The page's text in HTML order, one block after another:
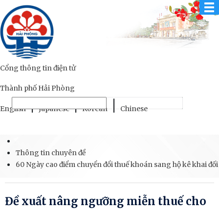
Cổng thông tin điện tử
Thành phố Hải Phòng
English|Japanese|Korean Chinese
Thông tin chuyên đề
60 Ngày cao điểm chuyển đổi thuế khoán sang hộ kê khai
Đề xuất nâng ngưỡng miễn thuế cho